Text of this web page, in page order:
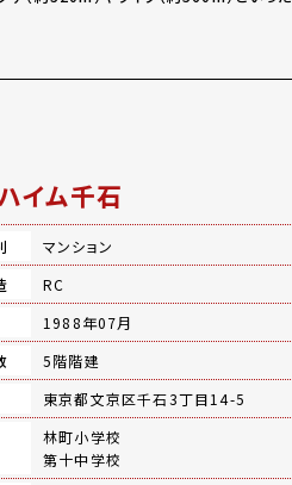
イム千石
マンション
RC
1988年07月
5階階建
東京都文京区千石3丁目14-5
林町小学校
第十中学校